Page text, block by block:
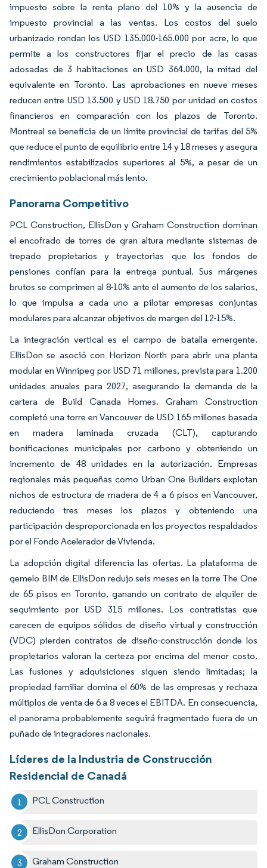
impuesto sobre la renta plano del 10% y la ausencia de
impuesto provincial a las ventas. Los costos del suelo
urbanizado rondan los USD 135.000-165.000 por acre, lo que
permite a los constructores fijar el precio de las casas
adosadas de 3 habitaciones en USD 364.000, la mitad del
equivalente en Toronto. Las aprobaciones en nueve meses
reducen entre USD 13.500 y USD 18.750 por unidad en costos
financieros en comparación con los plazos de Toronto.
Montreal se beneficia de un límite provincial de tarifas del 5%
que reduce el punto de equilibrio entre 14 y 18 meses y asegura
rendimientos estabilizados superiores al 5%, a pesar de un
crecimiento poblacional más lento.
Panorama Competitivo
PCL Construction, EllisDon y Graham Construction dominan
el encofrado de torres de gran altura mediante sistemas de
trepado propietarios y trayectorias que los fondos de
pensiones confían para la entrega puntual. Sus márgenes
brutos se comprimen al 8-10% ante el aumento de los salarios,
lo que impulsa a cada uno a pilotar empresas conjuntas
modulares para alcanzar objetivos de margen del 12-15%.
La integración vertical es el campo de batalla emergente.
EllisDon se asoció con Horizon North para abrir una planta
modular en Winnipeg por USD 71 millones, prevista para 1.200
unidades anuales para 2027, asegurando la demanda de la
cartera de Build Canada Homes. Graham Construction
completó una torre en Vancouver de USD 165 millones basada
en madera laminada cruzada (CLT), capturando
bonificaciones municipales por carbono y obteniendo un
incremento de 48 unidades en la autorización. Empresas
regionales más pequeñas como Urban One Builders explotan
nichos de estructura de madera de 4 a 6 pisos en Vancouver,
reduciendo tres meses los plazos y obteniendo una
participación desproporcionada en los proyectos respaldados
por el Fondo Acelerador de Vivienda.
La adopción digital diferencia las ofertas. La plataforma de
gemelo BIM de EllisDon redujo seis meses en la torre The One
de 65 pisos en Toronto, ganando un contrato de alquiler de
seguimiento por USD 315 millones. Los contratistas que
carecen de equipos sólidos de diseño virtual y construcción
(VDC) pierden contratos de diseño-construcción donde los
propietarios valoran la certeza por encima del menor costo.
Las fusiones y adquisiciones siguen siendo limitadas; la
propiedad familiar domina el 60% de las empresas y rechaza
múltiplos de venta de 6 a 8 veces el EBITDA. En consecuencia,
el panorama probablemente seguirá fragmentado fuera de un
puñado de integradores nacionales.
Líderes de la Industria de Construcción
Residencial de Canadá
PCL Construction
EllisDon Corporation
Graham Construction